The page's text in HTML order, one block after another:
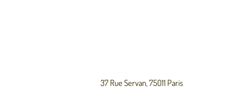
37 Rue Servan, 75011 Paris